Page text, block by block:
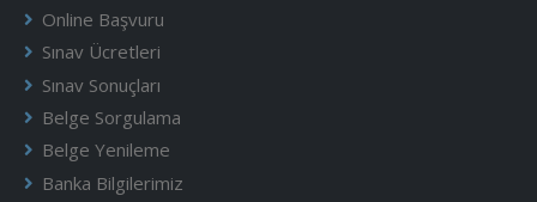
Online Başvuru
Sınav Ücretleri
Sınav Sonuçları
Belge Sorgulama
Belge Yenileme
Banka Bilgilerimiz